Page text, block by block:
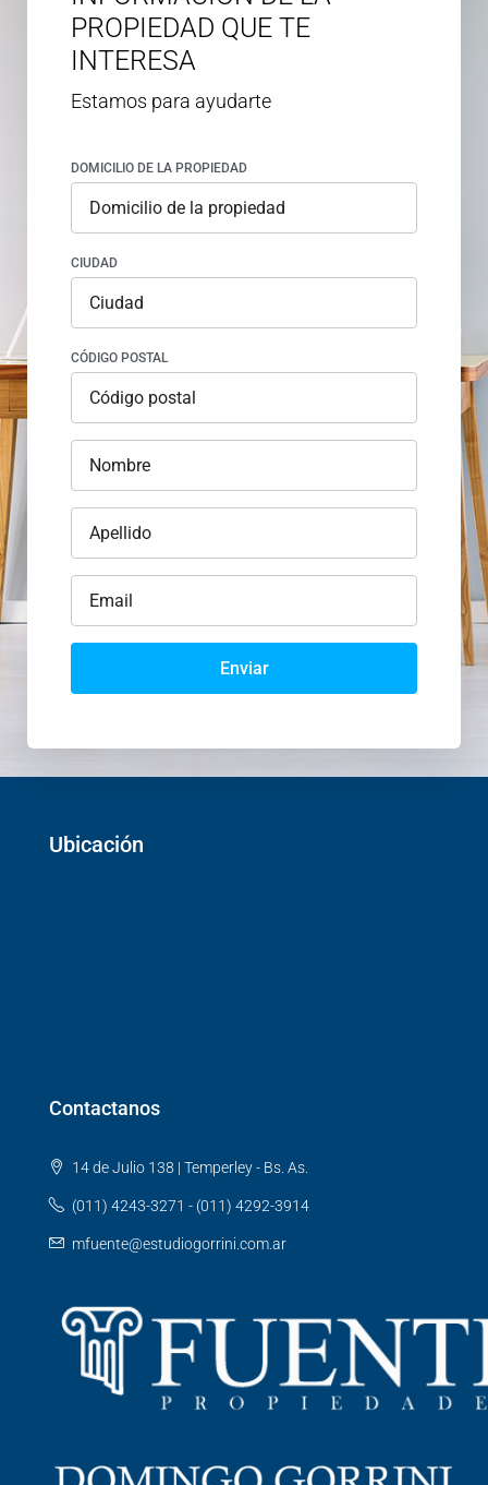
PROPIEDAD QUE TE
INTERESA
Estamos para ayudarte
DOMICILIO DE LA PROPIEDAD
CIUDAD
CÓDIGO POSTAL
Enviar
Ubicación
Contactanos
14 de Julio 138 | Temperley - Bs. As.
(011) 4243-3271 - (011) 4292-3914
mfuente@estudiogorrini.com.ar